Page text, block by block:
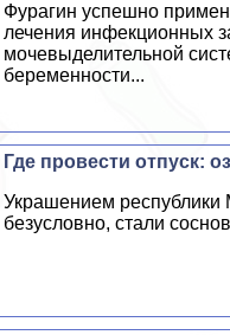
Фурагин успешно
лечения инфекционных
мочевыделительной
беременности...
Где провести отпуск:
Украшением республики
безусловно, стали